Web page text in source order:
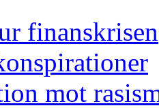
finanskrisen
mot